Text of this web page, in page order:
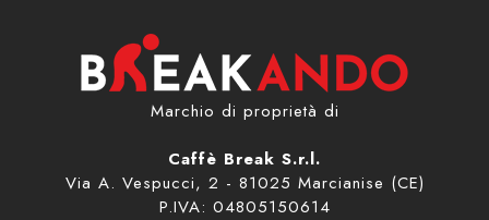
Marchio di proprietà di
Caffè Break S.r.l.
Via A. Vespucci, 2 - 81025 Marcianise (CE)
P.IVA: 04805150614